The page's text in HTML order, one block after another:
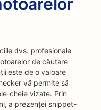
dvs. profesionale
de căutare
este de o valoare
vă permite să
cheie vizate. Prin
a prezenței snippet-